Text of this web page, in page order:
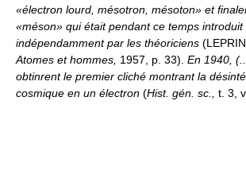
«électron lourd, mésotron, mésoton» et
«méson» qui était pendant ce temps introduit
indépendamment par les théoriciens
Atomes et hommes, 1957, p. 33). En 1940,
obtinrent le premier cliché montrant la
cosmique en un électron (Hist. gén. sc., t. 3,